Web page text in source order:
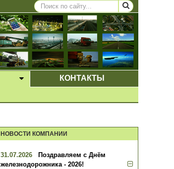
ВЫПАДАЮЩЕЕ МЕНЮ
КОНТАКТЫ
НОВОСТИ КОМПАНИИ
31.07.2026
Поздравляем с Днём
железнодорожника - 2026!